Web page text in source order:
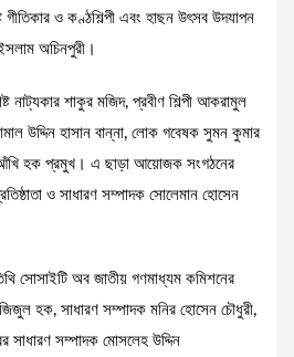
গীতিকার ও কণ্ঠশিল্পী এবং হাছন উৎসব উদযাপন
অচিনপুরী।
নাট্যকার শাকুর মজিদ, প্রবীণ শিল্পী আকরামুল
উদ্দিন হাসান বান্না, লোক গবেষক সুমন কুমার
আঁখি হক প্রমুখ। এ ছাড়া আয়োজক সংগঠনের
ও সাধারণ সম্পাদক সোলেমান হোসেন
সোসাইটি অব জাতীয় গণমাধ্যম কমিশনের
হক, সাধারণ সম্পাদক মনির হোসেন চৌধুরী,
সাধারণ সম্পাদক মোসলেহ উদ্দিন